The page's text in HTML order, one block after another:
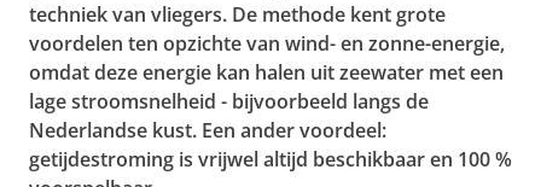
techniek van vliegers. De methode kent grote
voordelen ten opzichte van wind- en zonne-energie,
omdat deze energie kan halen uit zeewater met een
lage stroomsnelheid - bijvoorbeeld langs de
Nederlandse kust. Een ander voordeel:
getijdestroming is vrijwel altijd beschikbaar en 100 %